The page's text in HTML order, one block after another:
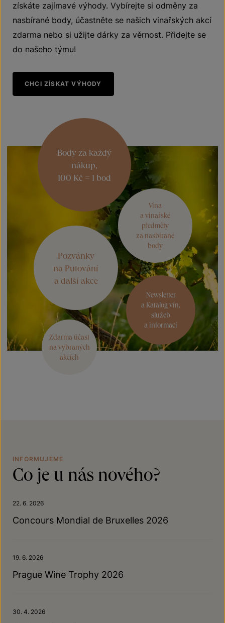
získáte zajímavé výhody. Vybírejte si odměny za
nasbírané body, účastněte se našich vinařských akcí
zdarma nebo si užijte dárky za věrnost. Přidejte se
do našeho týmu!
CHCI ZÍSKAT VÝHODY
Body za každý
nákup,
100 Kč = 1 bod
Vína
a vinařské
předměty
za nasbírané
body
Pozvánky
na Putování
a další akce
Zdarma účast
na vybraných
akcích
Newsletter
a Katalog vín,
služeb
a informací
INFORMUJEME
Co je u nás nového?
22. 6. 2026
Concours Mondial de Bruxelles 2026
19. 6. 2026
Prague Wine Trophy 2026
30. 4. 2026